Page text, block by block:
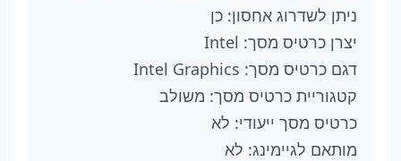
ניתן לשדרוג אחסון: כן
יצרן כרטיס מסך: Intel
דגם כרטיס מסך: Intel Graphics
קטגוריית כרטיס מסך: משולב
כרטיס מסך ייעודי: לא
מותאם לגיימינג: לא